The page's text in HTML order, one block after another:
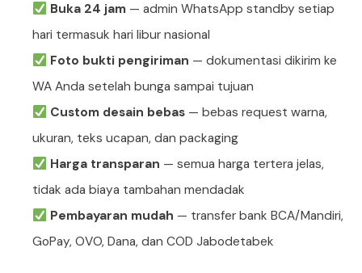
Buka 24 jam— admin WhatsApp standby setiap
hari termasuk hari libur nasional
Foto bukti pengiriman — dokumentasi dikirim ke
WA Anda setelah bunga sampai tujuan
Custom desain bebas— bebas request warna,
ukuran, teks ucapan, dan packaging
Harga transparan — semua harga tertera jelas,
tidak ada biaya tambahan mendadak
Pembayaran mudah — transfer bank BCA/Mandiri,
GoPay, OVO, Dana, dan COD Jabodetabek